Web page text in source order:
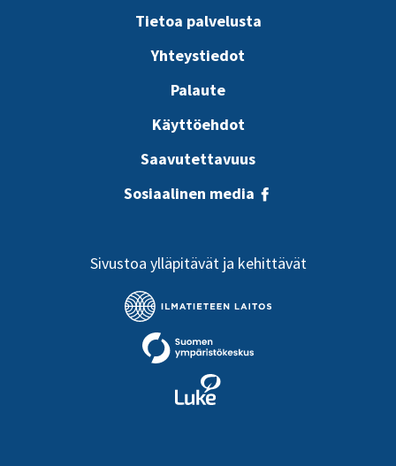
Tietoa palvelusta
Yhteystiedot
Palaute
Käyttöehdot
Saavutettavuus
Sosiaalinen media
Sivustoa ylläpitävät ja kehittävät